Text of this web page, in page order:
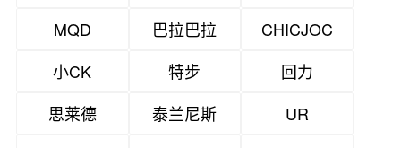
MQD
巴拉巴拉
CHICJOC
小CK
特步
回力
思莱德
泰兰尼斯
UR